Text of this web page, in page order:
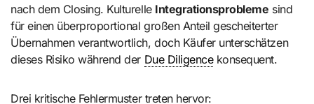
nach dem Closing. Kulturelle Integrationsprobleme sind
für einen überproportional großen Anteil gescheiterter
Übernahmen verantwortlich, doch Käufer unterschätzen
dieses Risiko während der Due Diligencekonsequent.
Drei kritische Fehlermuster treten hervor: